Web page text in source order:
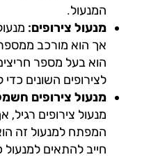
המנעול.
מנעול צירופים:מנעול זה
אך הוא מורכב ממספר
הוא בעל מספר חריצים,
לצירופים השונים כדי
מנעול צירופים חשמלי:
מנעול צירופים רגיל, אך
המפתח למנעול זה הוא
חייב להתאים למנעול כדי